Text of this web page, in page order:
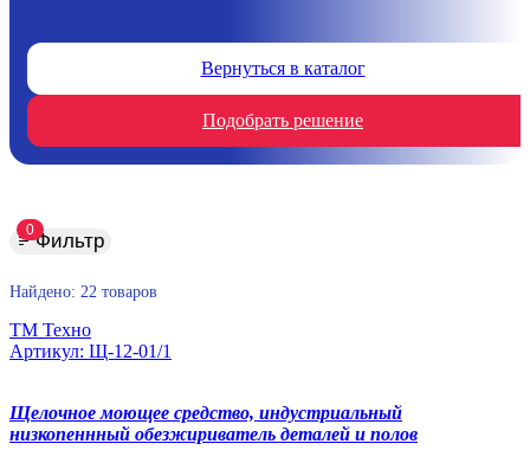
Вернуться в каталог
Подобрать решение
Фильтр
0
Найдено: 22 товаров
ТМ Техно
Артикул: Щ-12-01/1
Щелочное моющее средство, индустриальный
низкопеннный обезжириватель деталей и полов